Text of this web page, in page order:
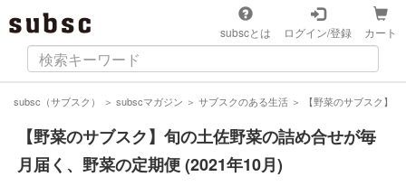
subscとは ログイン/登録 カート
subsc（サブスク） ＞ subscマガジン ＞ サブスクのある生活 ＞ 【野菜のサブスク】
【野菜のサブスク】旬の土佐野菜の詰め合せが毎
月届く、野菜の定期便 (2021年10月)